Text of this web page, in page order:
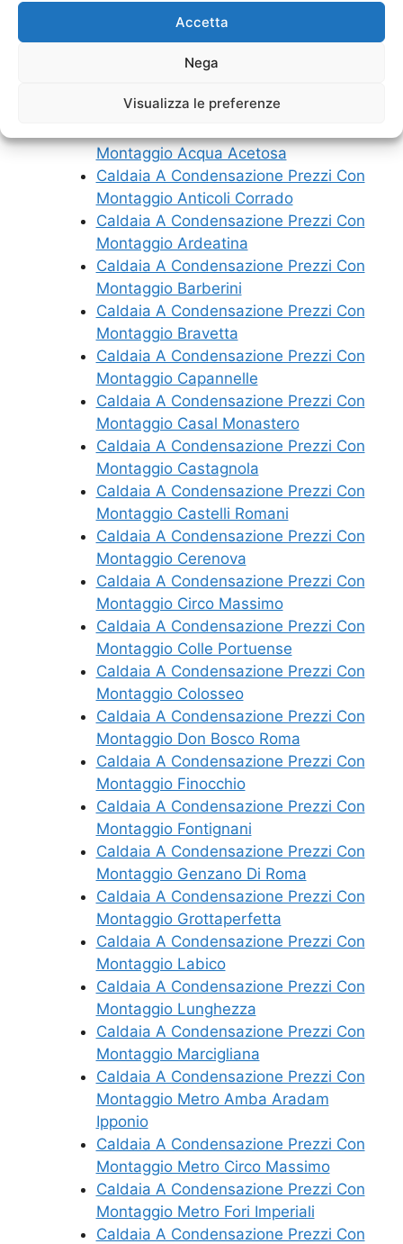
Accetta
Nega
Visualizza le preferenze
Montaggio Lago Regillo
Caldaia A Condensazione Prezzi Con
Montaggio Casale Lumbroso
Montaggio Guidonia
Montaggio Acqua Acetosa
Caldaia A Condensazione Prezzi Con
Montaggio Anticoli Corrado
Caldaia A Condensazione Prezzi Con
Montaggio Ardeatina
Caldaia A Condensazione Prezzi Con
Montaggio Barberini
Caldaia A Condensazione Prezzi Con
Montaggio Bravetta
Caldaia A Condensazione Prezzi Con
Montaggio Capannelle
Caldaia A Condensazione Prezzi Con
Montaggio Casal Monastero
Caldaia A Condensazione Prezzi Con
Montaggio Castagnola
Caldaia A Condensazione Prezzi Con
Montaggio Castelli Romani
Caldaia A Condensazione Prezzi Con
Montaggio Cerenova
Caldaia A Condensazione Prezzi Con
Montaggio Circo Massimo
Caldaia A Condensazione Prezzi Con
Montaggio Colle Portuense
Caldaia A Condensazione Prezzi Con
Montaggio Colosseo
Caldaia A Condensazione Prezzi Con
Montaggio Don Bosco Roma
Caldaia A Condensazione Prezzi Con
Montaggio Finocchio
Caldaia A Condensazione Prezzi Con
Montaggio Fontignani
Caldaia A Condensazione Prezzi Con
Montaggio Genzano Di Roma
Caldaia A Condensazione Prezzi Con
Montaggio Grottaperfetta
Caldaia A Condensazione Prezzi Con
Montaggio Labico
Caldaia A Condensazione Prezzi Con
Montaggio Lunghezza
Caldaia A Condensazione Prezzi Con
Montaggio Marcigliana
Caldaia A Condensazione Prezzi Con
Montaggio Metro Amba Aradam
Ipponio
Caldaia A Condensazione Prezzi Con
Montaggio Metro Circo Massimo
Caldaia A Condensazione Prezzi Con
Montaggio Metro Fori Imperiali
Caldaia A Condensazione Prezzi Con